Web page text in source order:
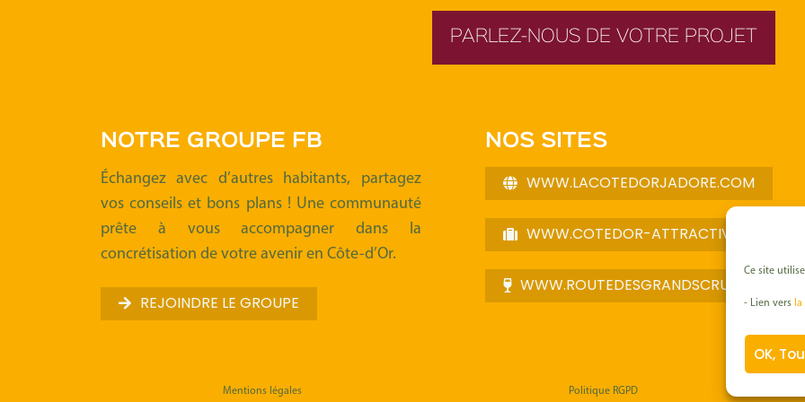
Ce site
- Lien vers
OK,
PARLEZ-NOUS DE VOTRE PROJET
NOTRE GROUPE FB
Échangez avec d’autres habitants, partagez
vos conseils et bons plans ! Une communauté
prête à vous accompagner dans la
concrétisation de votre avenir en Côte-d’Or.
REJOINDRE LE GROUPE
NOS SITES
WWW.LACOTEDORJADORE.COM
WWW.COTEDOR-ATTRACTIVITE.COM
Mentions légales Politique RGPD